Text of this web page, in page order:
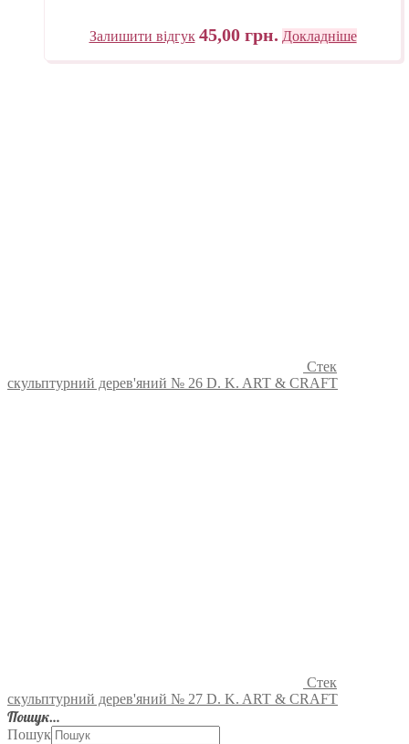
Залишити відгук 45,00 грн. Докладніше
Стек
скульптурний дерев'яний № 26 D. K. ART & CRAFT
Стек
скульптурний дерев'яний № 27 D. K. ART & CRAFT
Пошук…
Пошук